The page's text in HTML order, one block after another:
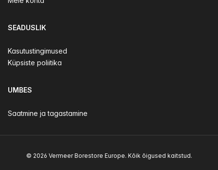
SEADUSLIK
Kasutustingimused
Küpsiste poliitika
UMBES
Saatmine ja tagastamine
© 2026 Vermeer Borestore Europe. Kõik õigused kaitstud.